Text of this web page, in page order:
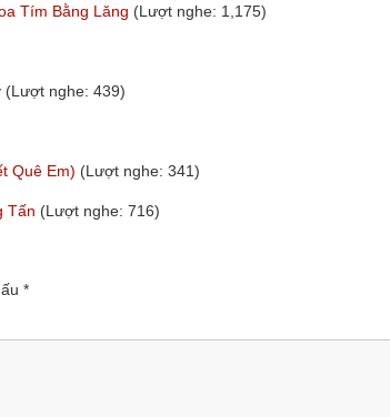
Tím Bằng Lăng (Lượt nghe: 1,175)
(Lượt nghe: 439)
Quê Em) (Lượt nghe: 341)
Tấn (Lượt nghe: 716)
*